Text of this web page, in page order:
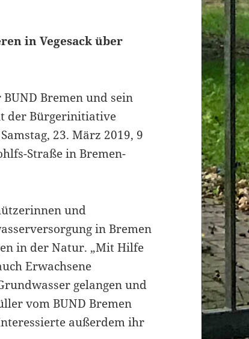
in Vegesack über
Bremen und sein
der Bürgerinitiative
23. März 2019, 9
Straße in Bremen-
und
in Bremen
in der Natur. „Mit Hilfe
Erwachsene
gelangen und
vom BUND Bremen
außerdem ihr